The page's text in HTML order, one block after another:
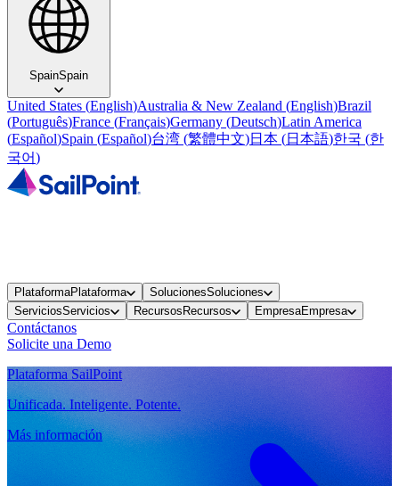
SpainSpain
United States (English)Australia & New Zealand (English)Brazil
(Português)France (Français)Germany (Deutsch)Latin America
(Español)Spain (Español)台湾 (繁體中文)日本 (日本語)한국 (한
국어)
PlataformaPlataforma SolucionesSoluciones
ServiciosServicios Recursos Recursos EmpresaEmpresa
Contáctanos
Solicite una Demo
Plataforma SailPoint
Unificada. Inteligente. Potente.
Más información